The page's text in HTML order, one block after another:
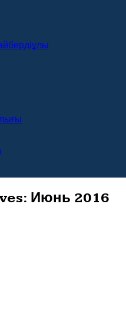
Июнь 2016